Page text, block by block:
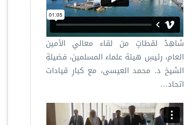
شاهِدْ لقطاتٍ من لقاء معالي الأمين
العام، رئيسِ هيئة علماء المسلمين، فضيلةِ
الشيخ د. محمد العيسى، مع كبارِ قيادات
اتحاد…